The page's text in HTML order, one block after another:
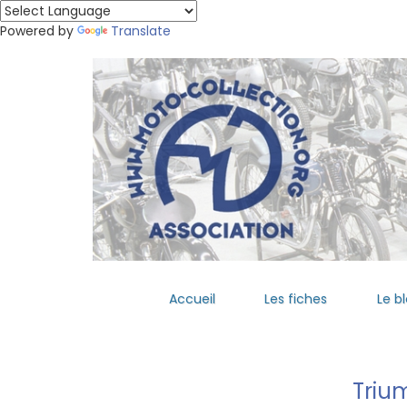
Powered by Translate
Accueil Les fiches Le